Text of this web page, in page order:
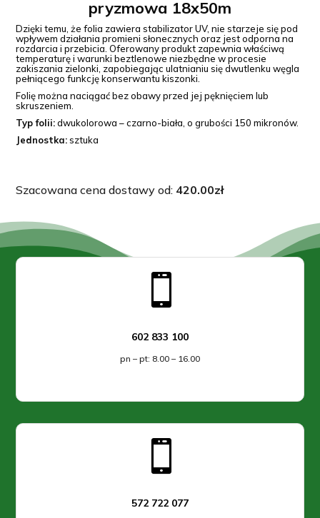
pryzmowa 18x50m
Dzięki temu, że folia zawiera stabilizator UV, nie starzeje się pod
wpływem działania promieni słonecznych oraz jest odporna na
rozdarcia i przebicia. Oferowany produkt zapewnia właściwą
temperaturę i warunki beztlenowe niezbędne w procesie
zakiszania zielonki, zapobiegając ulatnianiu się dwutlenku węgla
pełniącego funkcję konserwantu kiszonki.
Folię można naciągać bez obawy przed jej pęknięciem lub
skruszeniem.
Typ folii:dwukolorowa – czarno-biała, o grubości 150 mikronów.
Jednostka:sztuka
Szacowana cena dostawy od: 420.00zł

602 833 100
pn – pt: 8.00 – 16.00

572 722 077